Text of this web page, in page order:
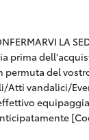
LA
prima
del
Atti vandalici/